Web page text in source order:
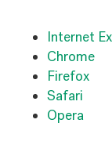
Internet
Chrome
Firefox
Safari
Opera